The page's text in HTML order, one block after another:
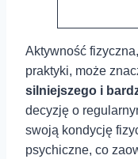
Aktywność
praktyki, może
silniejszego i
decyzję o
swoją kondycję
⁤psychiczne, co